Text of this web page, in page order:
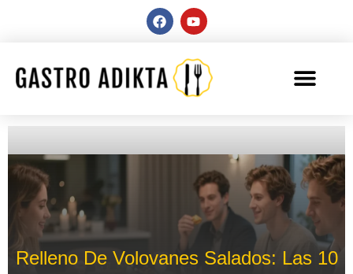
Relleno De Volovanes Salados: Las 10